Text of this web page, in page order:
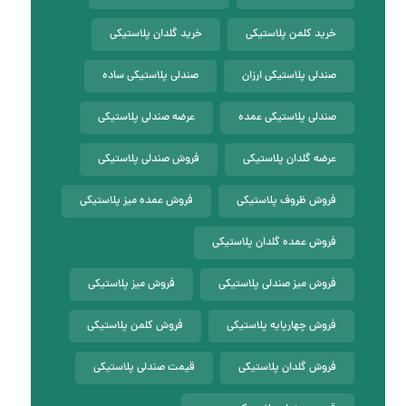
خرید کلمن پلاستیکی خرید گلدان پلاستیکی
صندلی پلاستیکی ارزان صندلی پلاستیکی ساده
صندلی پلاستیکی عمده عرضه صندلی پلاستیکی
عرضه گلدان پلاستیکی فروش صندلی پلاستیکی
فروش ظروف پلاستیکی فروش عمده میز پلاستیکی
فروش عمده گلدان پلاستیکی
فروش میز صندلی پلاستیکی فروش میز پلاستیکی
فروش چهارپایه پلاستیکی فروش کلمن پلاستیکی
فروش گلدان پلاستیکی قیمت صندلی پلاستیکی